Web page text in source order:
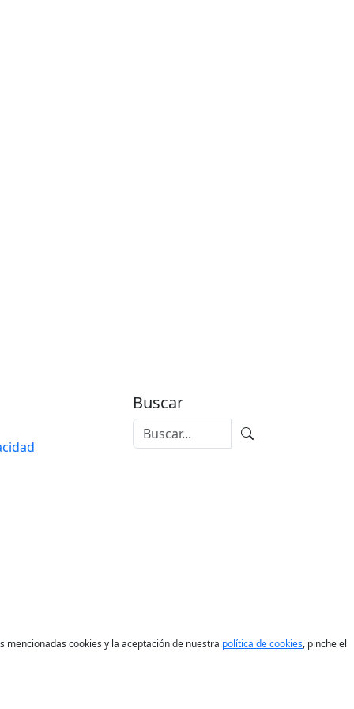
Buscar
cookies y la aceptación de nuestra política de cookies, pinche el